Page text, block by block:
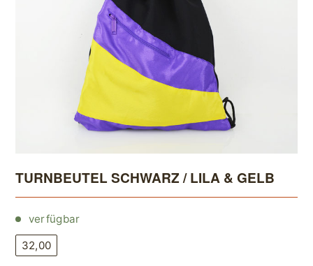
TURNBEUTEL SCHWARZ / LILA & GELB
verfügbar
32,00